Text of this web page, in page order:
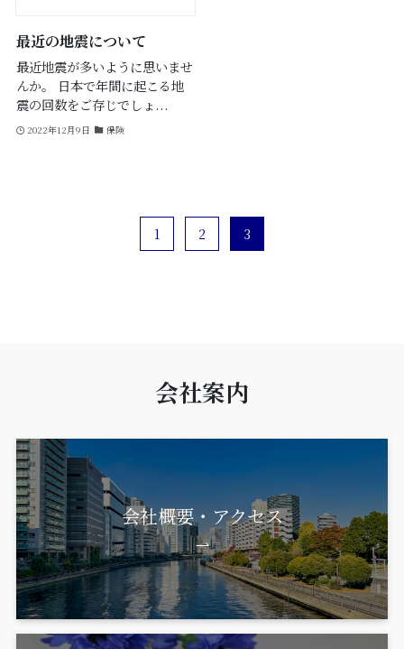
最近の地震について
最近地震が多いように思いませ
んか。 日本で年間に起こる地
震の回数をご存じでしょ...
2022年12月9日 保険
1 2 3
会社案内
会社概要・アクセス